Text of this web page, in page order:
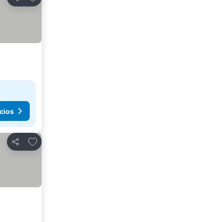
Compartir
Compartir
Agregar a favoritos